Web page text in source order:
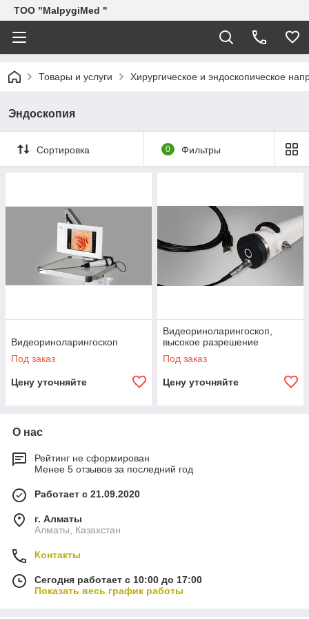
ТОО "MalpygiMed "
Товары и услуги Хирургическое и эндоскопическое
Эндоскопия
Сортировка 0 Фильтры
Видеориноларингоскоп
Под заказ
Цену уточняйте
Видеориноларингоскоп,
высокое разрешение
Под заказ
Цену уточняйте
О нас
Рейтинг не сформирован
Менее 5 отзывов за последний год
Работает с 21.09.2020
г. Алматы
Алматы, Казахстан
Контакты
Сегодня работает с 10:00 до 17:00
Показать весь график работы